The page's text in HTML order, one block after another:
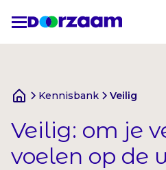
Kennisbank Veilig
Veilig: om je
voelen op de